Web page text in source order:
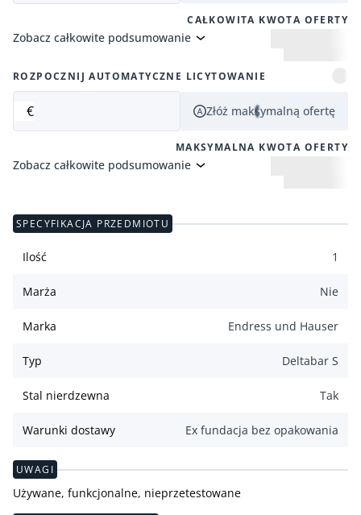
CAŁKOWITA KWOTA OFERTY
Zobacz całkowite podsumowanie
ROZPOCZNIJ AUTOMATYCZNE LICYTOWANIE
€ Złóż maksymalną ofertę
MAKSYMALNA KWOTA OFERTY
Zobacz całkowite podsumowanie
SPECYFIKACJA PRZEDMIOTU
Ilość 1
Marża Nie
Marka Endress und Hauser
Typ Deltabar S
Stal nierdzewna Tak
Warunki dostawy Ex fundacja bez opakowania
UWAGI
Używane, funkcjonalne, nieprzetestowane